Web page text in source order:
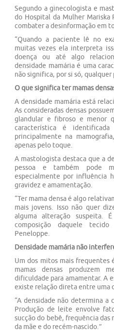
Segundo a ginecologista e
do Hospital da Mulher Mariska
combater a desinformação em
“Quando a paciente lê no
muitas vezes ela interpreta
doença ou até algo
densidade mamária é uma
não significa, por si só, qualquer
O que significa ter mamas
A densidade mamária está
As consideradas densas
glandular e fibroso e menor
característica é
principalmente na
apenas pelo toque.
A mastologista destaca que a
pessoa e também pode
especialmente por influência
gravidez e amamentação.
“Ter mama densa é algo
mais jovens. Isso não quer
alguma alteração suspeita.
composição daquele
Peneloppe.
Densidade mamária não
Um dos mitos mais frequentes
mamas densas produzem
dificuldade para amamentar. A
existe relação direta entre uma
“A densidade não determina a
Produção de leite envolve
sucção do bebê, frequência das
da mãe e do recém-nascido.”